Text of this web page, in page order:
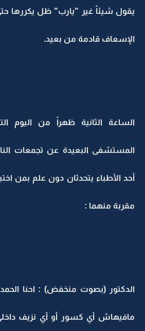
يقول شيئاً غير "يارب" ظل يكررها
الإسعاف قادمة من بعيد.
الساعة الثانية ظهراً من اليوم
المستشفى البعيدة عن تجمعات
أحد الأطباء يتحدثان دون علم بمن
مقربة منهما :
الدكتور (بصوت منخفض) : احنا
مافيهاش أي كسور أو أي نزيف